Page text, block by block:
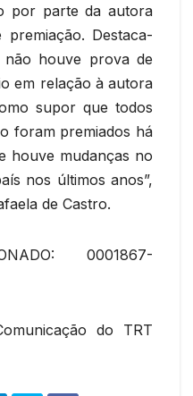
por parte da autora
Destaca-
não houve prova de
em relação à autora
supor que todos
foram premiados há
houve mudanças no
nos últimos anos”,
de Castro.
0001867-
do TRT